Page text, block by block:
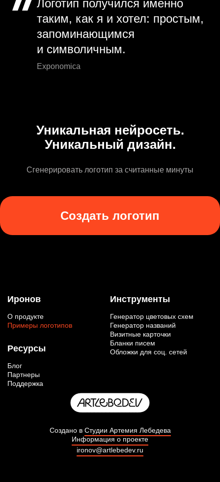
Логотип получился именно
таким, как я и хотел: простым,
запоминающимся
и символичным.
Exponomica
Уникальная нейросеть.
Уникальный дизайн.
Сгенерировать логотип за считанные минуты
Создать логотип
Иронов
О продукте
Примеры логотипов
Ресурсы
Блог
Партнеры
Поддержка
Инструменты
Генератор цветовых схем
Генератор названий
Визитные карточки
Бланки писем
Обложки для соц. сетей
Создано в Студии Артемия Лебедева
Информация о проекте
ironov@artlebedev.ru